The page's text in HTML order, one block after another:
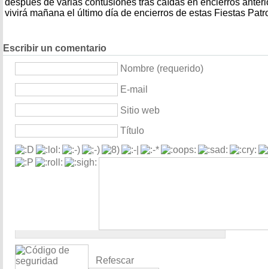
vivirá mañana el último día de encierros de estas Fiestas
Escribir un comentario
Nombre (requerido)
E-mail
Sitio web
Título
Refescar